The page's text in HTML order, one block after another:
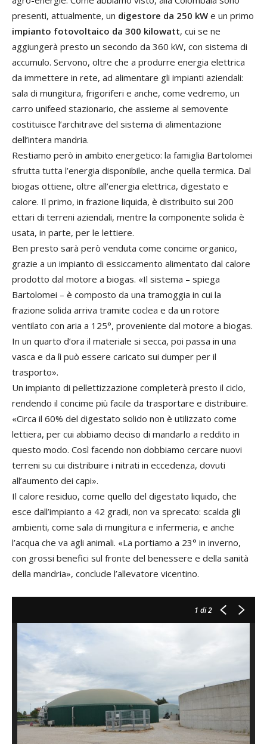
presenti, attualmente, un digestore da 250 kW e un primo
impianto fotovoltaico da 300 kilowatt, cui se ne
aggiungerà presto un secondo da 360 kW, con sistema di
accumulo. Servono, oltre che a produrre energia elettrica
da immettere in rete, ad alimentare gli impianti aziendali:
sala di mungitura, frigoriferi e anche, come vedremo, un
carro unifeed stazionario, che assieme al semovente
costituisce l’architrave del sistema di alimentazione
dell’intera mandria.
Restiamo però in ambito energetico: la famiglia Bartolomei
sfrutta tutta l’energia disponibile, anche quella termica. Dal
biogas ottiene, oltre all’energia elettrica, digestato e
calore. Il primo, in frazione liquida, è distribuito sui 200
ettari di terreni aziendali, mentre la componente solida è
usata, in parte, per le lettiere.
Ben presto sarà però venduta come concime organico,
grazie a un impianto di essiccamento alimentato dal calore
prodotto dal motore a biogas. «Il sistema – spiega
Bartolomei – è composto da una tramoggia in cui la
frazione solida arriva tramite coclea e da un rotore
ventilato con aria a 125°, proveniente dal motore a biogas.
In un quarto d’ora il materiale si secca, poi passa in una
vasca e da lì può essere caricato sui dumper per il
trasporto».
Un impianto di pellettizzazione completerà presto il ciclo,
rendendo il concime più facile da trasportare e distribuire.
«Circa il 60% del digestato solido non è utilizzato come
lettiera, per cui abbiamo deciso di mandarlo a reddito in
questo modo. Così facendo non dobbiamo cercare nuovi
terreni su cui distribuire i nitrati in eccedenza, dovuti
all’aumento dei capi».
Il calore residuo, come quello del digestato liquido, che
esce dall’impianto a 42 gradi, non va sprecato: scalda gli
ambienti, come sala di mungitura e infermeria, e anche
l’acqua che va agli animali. «La portiamo a 23° in inverno,
con grossi benefici sul fronte del benessere e della sanità
della mandria», conclude l’allevatore vicentino.
1 di 2